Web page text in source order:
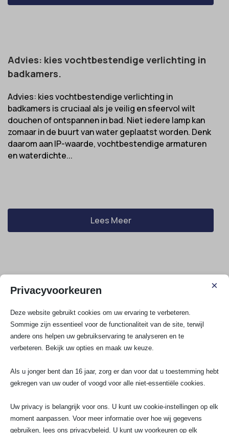
Advies: kies vochtbestendige verlichting in
badkamers.
Advies: kies vochtbestendige verlichting in
badkamers is cruciaal als je veilig en sfeervol wilt
douchen of ontspannen in bad. Niet iedere lamp kan
zomaar in de buurt van water geplaatst worden. Denk
daarom aan IP-waarde, vochtbestendige armaturen
en waterdichte...
Lees Meer
Hoe regel je extra aansluitingen voor
elektra?
Het begint allemaal met het plannen van jouw
lichtpunten en schakelaars, zodat je straks overal
genoeg licht hebt. Je kijkt goed waar extra
eettafel, bij je bureau of langs het looppad in de hal.
Daarbij denk je...
Privacyvoorkeuren ×
Deze website gebruikt cookies om uw ervaring te verbeteren.
Sommige zijn essentieel voor de functionaliteit van de site, terwijl
andere ons helpen uw gebruikservaring te analyseren en te
verbeteren. Bekijk uw opties en maak uw keuze.
Als u jonger bent dan 16 jaar, zorg er dan voor dat u toestemming hebt
gekregen van uw ouder of voogd voor alle niet-essentiële cookies.
Uw privacy is belangrijk voor ons. U kunt uw cookie-instellingen op elk
moment aanpassen. Voor meer informatie over hoe wij gegevens
gebruiken, lees ons privacybeleid. U kunt uw voorkeuren op elk